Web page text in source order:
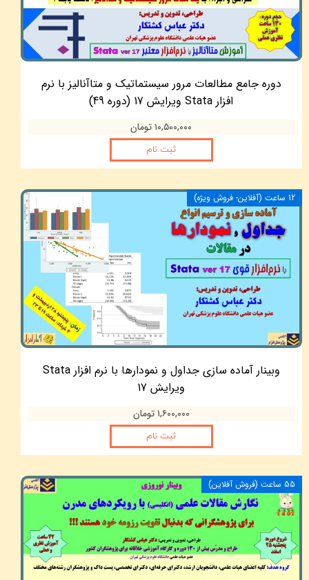
دوره جامع مطالعات مرور سیستماتیک و متاآنالیز با نرم
افزار Stata ویرایش 17 (دوره 49)
۱۰,۵۰۰,۰۰۰ تومان
ثبت نام
وبینار آماده سازی جداول و نمودارها با نرم افزار Stata
ویرایش 17
۱,۶۰۰,۰۰۰ تومان
ثبت نام
12 ساعت (آفلاين- فروش ويژه)
55 ساعت (فروش آفلاین)